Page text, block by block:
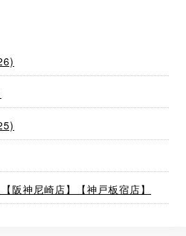
阪神尼崎店】【神戸板宿店】